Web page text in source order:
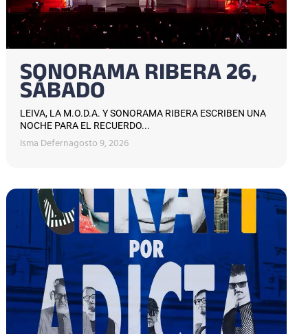
SONORAMA RIBERA 26,
SÁBADO
LEIVA, LA M.O.D.A. Y SONORAMA RIBERA ESCRIBEN UNA
NOCHE PARA EL RECUERDO...
Isma Defernagosto 9, 2026